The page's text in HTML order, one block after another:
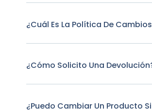
¿Cuál Es La Política De
¿Cómo Solicito Una
¿Puedo Cambiar Un Producto